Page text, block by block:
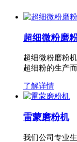
超细微粉磨
超细微粉磨粉
超细粉的生产
了解详情
雷蒙磨粉机
我们公司专业